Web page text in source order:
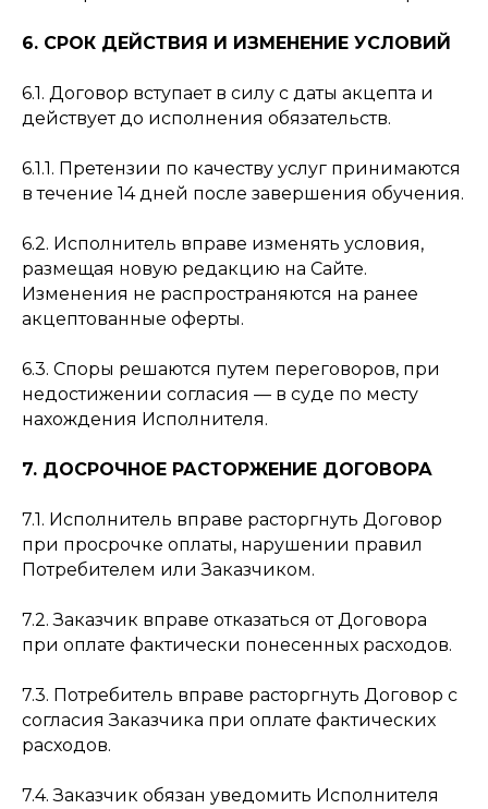
6. СРОК ДЕЙСТВИЯ И ИЗМЕНЕНИЕ УСЛОВИЙ
6.1. Договор вступает в силу с даты акцепта и
действует до исполнения обязательств.
6.1.1. Претензии по качеству услуг принимаются
в течение 14 дней после завершения обучения.
6.2. Исполнитель вправе изменять условия,
размещая новую редакцию на Сайте.
Изменения не распространяются на ранее
акцептованные оферты.
6.3. Споры решаются путем переговоров, при
недостижении согласия — в суде по месту
нахождения Исполнителя.
7. ДОСРОЧНОЕ РАСТОРЖЕНИЕ ДОГОВОРА
7.1. Исполнитель вправе расторгнуть Договор
при просрочке оплаты, нарушении правил
Потребителем или Заказчиком.
7.2. Заказчик вправе отказаться от Договора
при оплате фактически понесенных расходов.
7.3. Потребитель вправе расторгнуть Договор с
согласия Заказчика при оплате фактических
расходов.
7.4. Заказчик обязан уведомить Исполнителя